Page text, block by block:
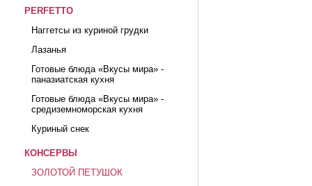
PERFETTO
Наггетсы из куриной грудки
Лазанья
Готовые блюда «Вкусы мира» -
паназиатская кухня
Готовые блюда «Вкусы мира» -
средиземноморская кухня
Куриный снек
КОНСЕРВЫ
ЗОЛОТОЙ ПЕТУШОК